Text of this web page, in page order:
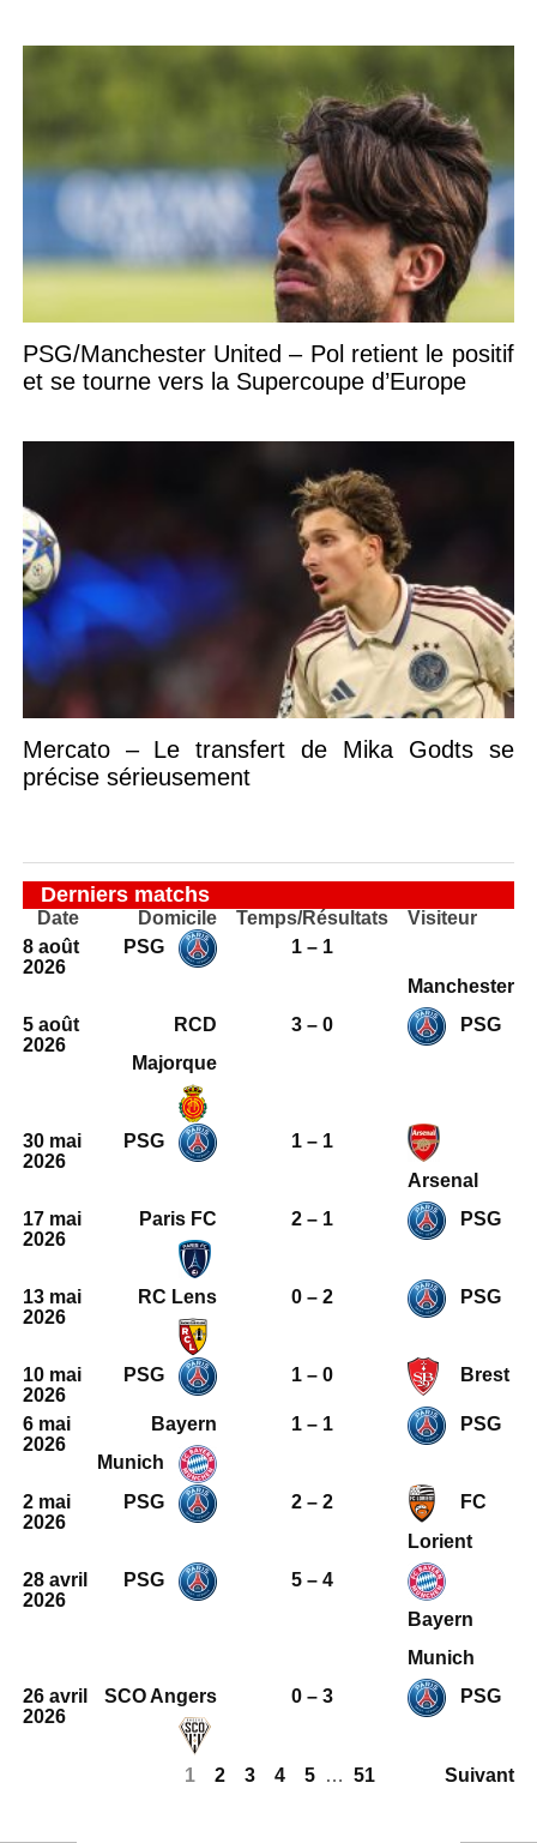
PSG/Manchester United – Pol retient le positif
et se tourne vers la Supercoupe d’Europe
Mercato – Le transfert de Mika Godts se
précise sérieusement
Derniers matchs
Date Domicile Temps/Résultats
Visiteur
8 août
2026
PSG
1 – 1
Manchester
5 août
2026
RCD
Majorque
3 – 0 PSG
30 mai
2026
PSG
1 – 1
Arsenal
17 mai
2026
Paris FC 2 – 1 PSG
13 mai
2026
RC Lens 0 – 2 PSG
10 mai
2026
PSG 1 – 0 Brest
6 mai
2026
Bayern
Munich
1 – 1 PSG
2 mai
2026
PSG 2 – 2
FC
Lorient
28 avril
2026
PSG
5 – 4
Bayern
Munich
26 avril
2026
SCO Angers 0 – 3 PSG
1 2 3 4 5 … 51 Suivant